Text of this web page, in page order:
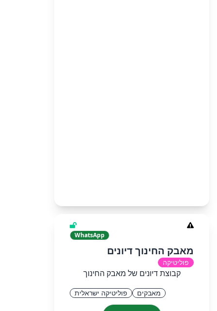
WhatsApp
מאבק החינוך דיונים
פוליטיקה
קבוצת דיונים של מאבק החינוך
מאבקים פוליטיקה ישראלית